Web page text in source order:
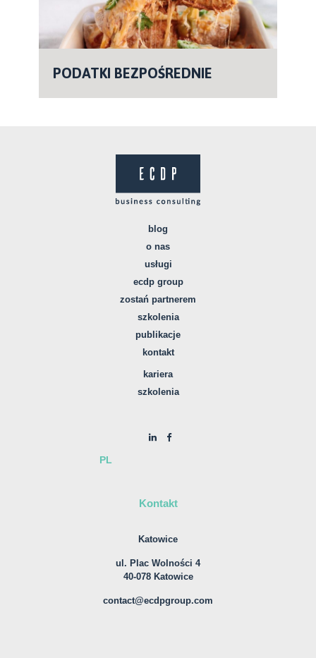
PODATKI BEZPOŚREDNIE
blog
o nas
usługi
ecdp group
zostań partnerem
szkolenia
publikacje
kontakt
kariera
szkolenia
PL
Kontakt
Katowice
ul. Plac Wolności 4
40-078 Katowice
contact@ecdpgroup.com